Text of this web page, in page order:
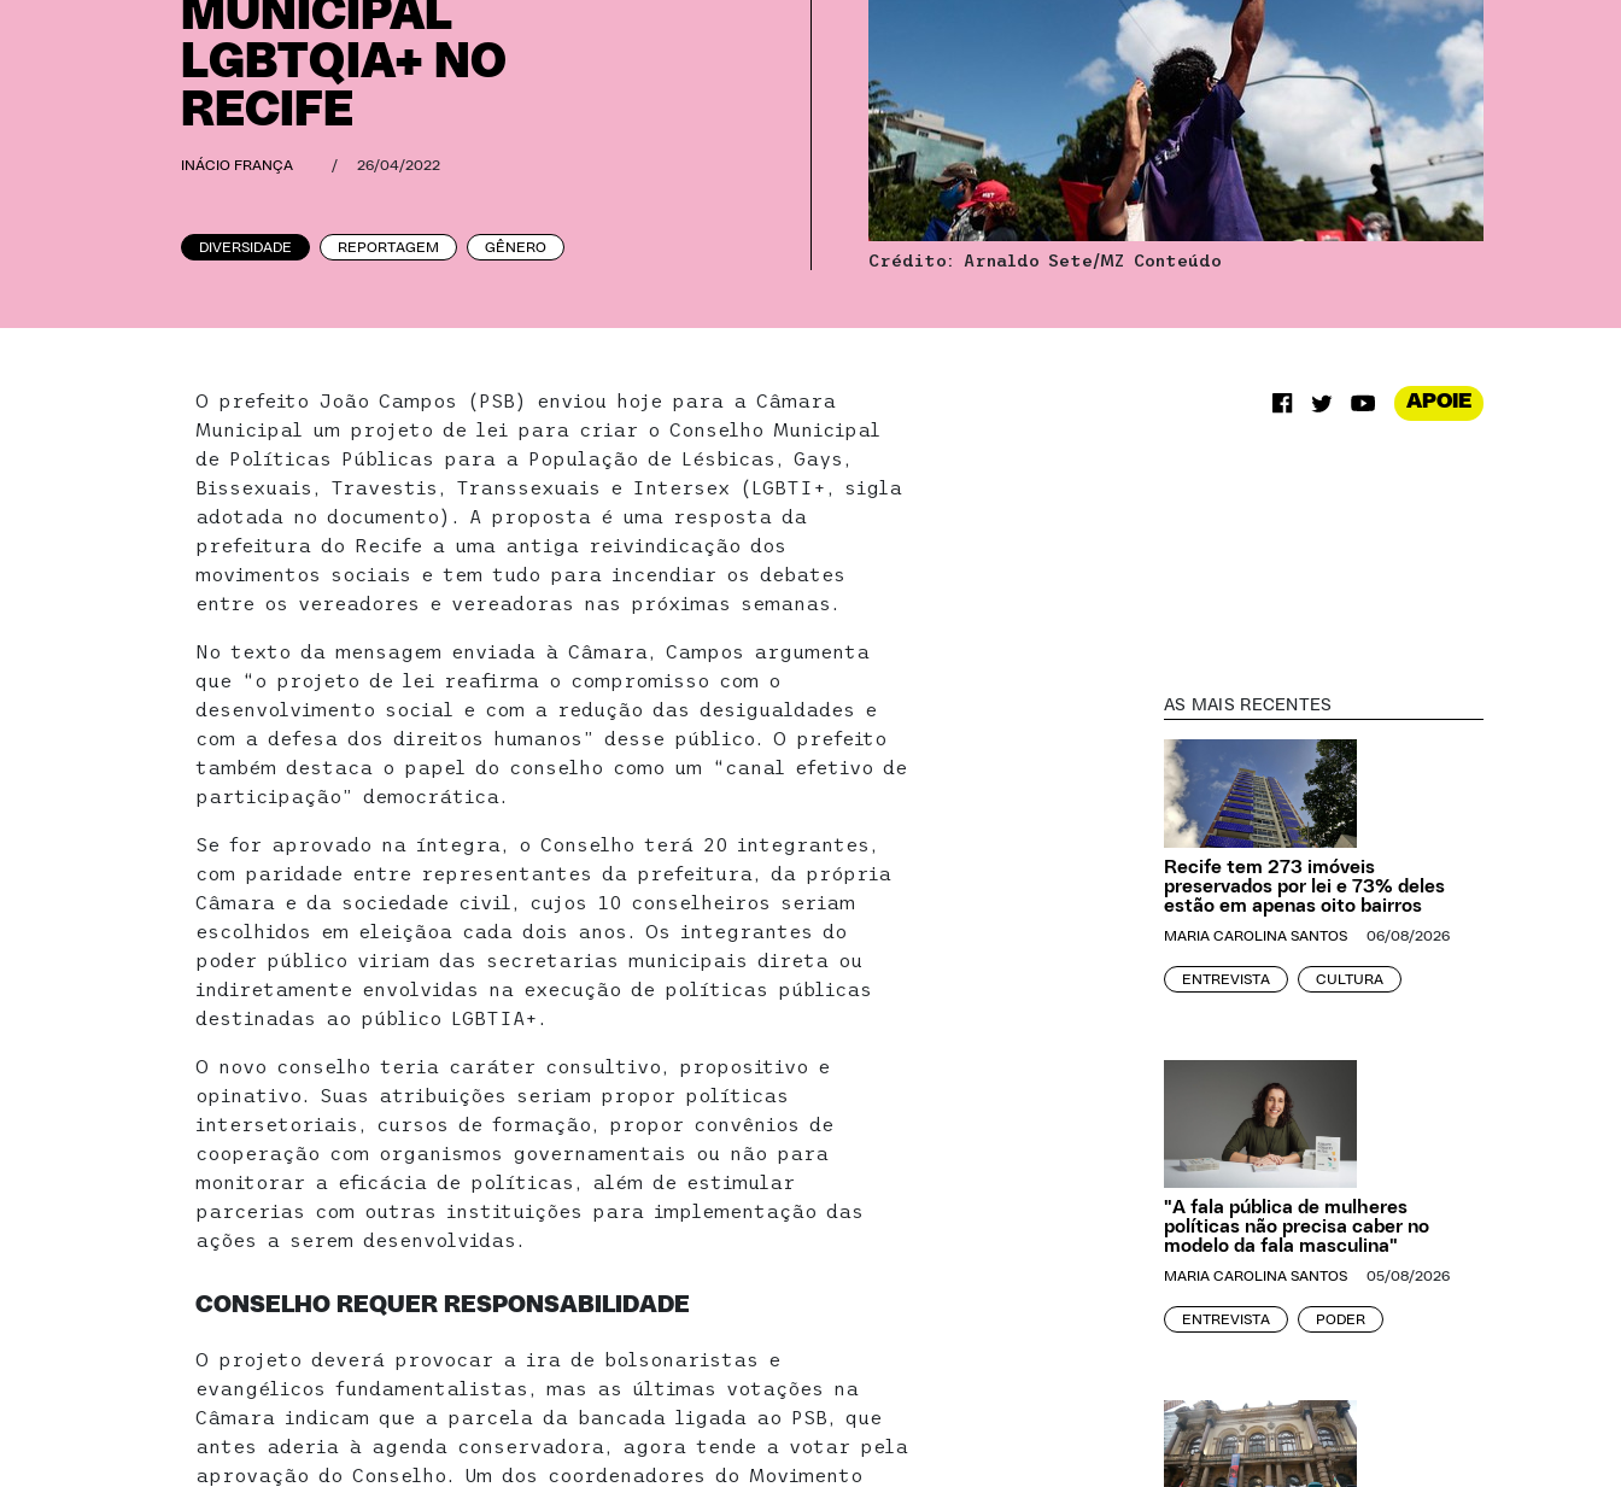
MUNICIPAL
LGBTQIA+ NO
RECIFE
INÁCIO FRANÇA / 26/04/2022
DIVERSIDADE REPORTAGEM GÊNERO
Crédito: Arnaldo Sete/MZ Conteúdo
O prefeito João Campos (PSB) enviou hoje para a Câmara
Municipal um projeto de lei para criar o Conselho Municipal
de Políticas Públicas para a População de Lésbicas, Gays,
Bissexuais, Travestis, Transsexuais e Intersex (LGBTI+, sigla
adotada no documento). A proposta é uma resposta da
prefeitura do Recife a uma antiga reivindicação dos
movimentos sociais e tem tudo para incendiar os debates
entre os vereadores e vereadoras nas próximas semanas.
No texto da mensagem enviada à Câmara, Campos argumenta
que “o projeto de lei reafirma o compromisso com o
desenvolvimento social e com a redução das desigualdades e
com a defesa dos direitos humanos” desse público. O prefeito
também destaca o papel do conselho como um “canal efetivo de
participação” democrática.
Se for aprovado na íntegra, o Conselho terá 20 integrantes,
com paridade entre representantes da prefeitura, da própria
Câmara e da sociedade civil, cujos 10 conselheiros seriam
escolhidos em eleiçãoa cada dois anos. Os integrantes do
poder público viriam das secretarias municipais direta ou
indiretamente envolvidas na execução de políticas públicas
destinadas ao público LGBTIA+.
O novo conselho teria caráter consultivo, propositivo e
opinativo. Suas atribuições seriam propor políticas
intersetoriais, cursos de formação, propor convênios de
cooperação com organismos governamentais ou não para
monitorar a eficácia de políticas, além de estimular
parcerias com outras instituições para implementação das
ações a serem desenvolvidas.
CONSELHO REQUER RESPONSABILIDADE
O projeto deverá provocar a ira de bolsonaristas e
evangélicos fundamentalistas, mas as últimas votações na
Câmara indicam que a parcela da bancada ligada ao PSB, que
antes aderia à agenda conservadora, agora tende a votar pela
aprovação do Conselho. Um dos coordenadores do Movimento
APOIE
AS MAIS RECENTES
Recife tem 273 imóveis
preservados por lei e 73% deles
estão em apenas oito bairros
MARIA CAROLINA SANTOS 06/08/2026
ENTREVISTA CULTURA
"A fala pública de mulheres
políticas não precisa caber no
modelo da fala masculina"
MARIA CAROLINA SANTOS 05/08/2026
ENTREVISTA PODER